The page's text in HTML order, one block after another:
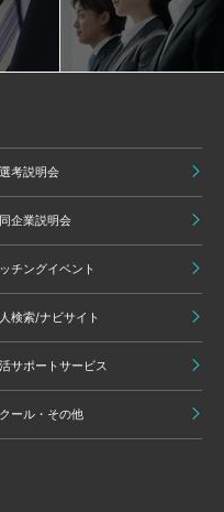
考説明会
企業説明会
チングイベント
検索/ナビサイト
サポートサービス
ール・その他